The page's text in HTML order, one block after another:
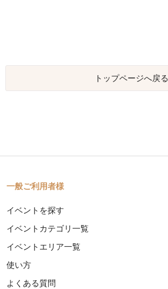
トップページへ戻る
一般ご利用者様
イベントを探す
イベントカテゴリ一覧
イベントエリア一覧
使い方
よくある質問